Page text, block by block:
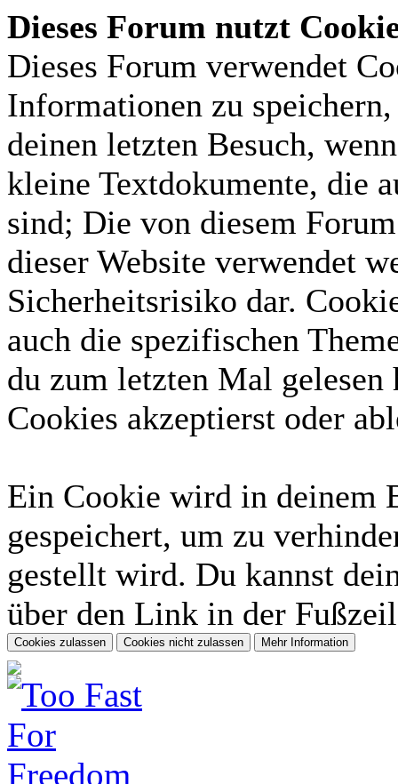
Dieses Forum nutzt
Dieses Forum verwendet
Informationen zu
deinen letzten Besuch,
kleine Textdokumente, die
sind; Die von diesem
dieser Website verwendet
Sicherheitsrisiko dar.
auch die spezifischen
du zum letzten Mal gelesen
Cookies akzeptierst oder
Ein Cookie wird in deinem
gespeichert, um zu
gestellt wird. Du kannst
über den Link in der